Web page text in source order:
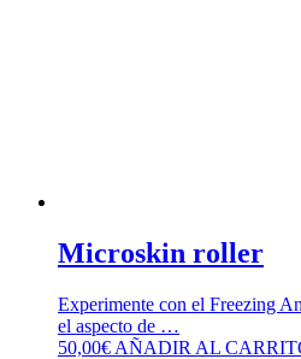
Microskin roller
Experimente con el Freezing
el aspecto de …
50,00€ AÑADIR AL